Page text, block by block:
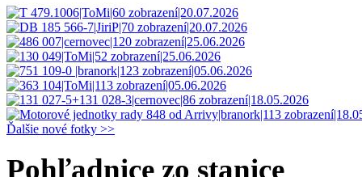
Ďalšie nové fotky >>
Pohľadnice zo stanice